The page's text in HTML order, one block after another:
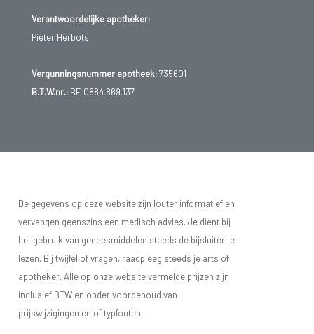
Verantwoordelijke apotheker:
Pieter Herbots
Vergunningsnummer apotheek:735601
B.T.W.nr.:BE 0884.869.137
De gegevens op deze website zijn louter informatief en
vervangen geenszins een medisch advies. Je dient bij
het gebruik van geneesmiddelen steeds de bijsluiter te
lezen. Bij twijfel of vragen, raadpleeg steeds je arts of
apotheker. Alle op onze website vermelde prijzen zijn
inclusief BTW en onder voorbehoud van
prijswijzigingen en of typfouten.